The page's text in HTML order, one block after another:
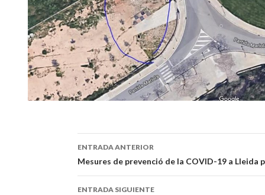
Navegación
de
ENTRADA ANTERIOR
Mesures de prevenció de la COVID-19 a Lleida
ENTRADA SIGUIENTE